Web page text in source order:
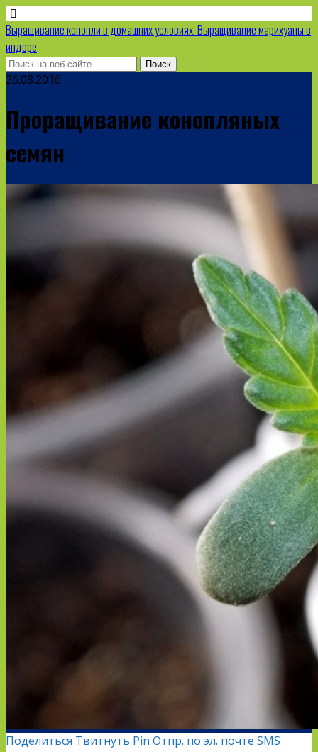
Выращивание конопли в домашних условиях. Выращивание марихуаны в
индоре
26.08.2016
Проращивание конопляных
семян
Поделиться Твитнуть Pin Отпр. по эл. почте SMS